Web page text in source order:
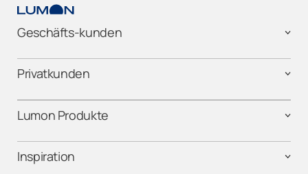
Geschäfts-kunden
Privatkunden
Lumon Produkte
Inspiration